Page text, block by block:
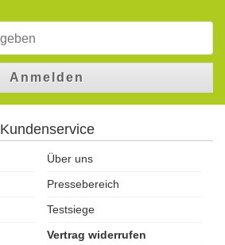
Anmelden
Kundenservice
Über uns
Pressebereich
Testsiege
Vertrag widerrufen